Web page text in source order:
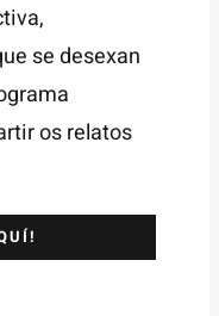
se desexan
os relatos